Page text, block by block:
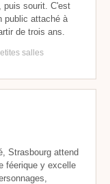
puis sourit. C'est
public attaché à
de trois ans.
salles
Strasbourg attend
féerique y excelle